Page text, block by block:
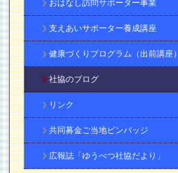
おはなし訪問サポーター事業
支えあいサポーター養成講座
健康づくりプログラム（出前講座）
社協のブログ
リンク
共同募金ご当地ピンバッジ
広報誌「ゆうべつ社協だより」